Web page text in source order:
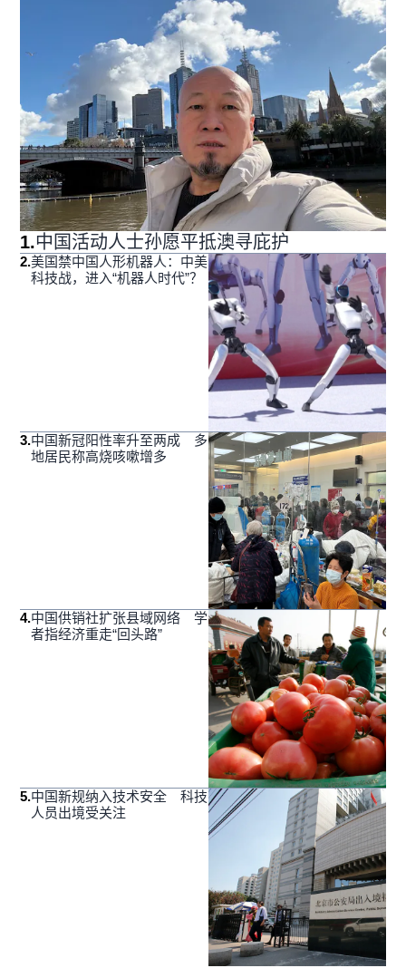
1.中国活动人士孙愿平抵澳寻庇护
2.美国禁中国人形机器人：中美
科技战，进入“机器人时代”？
3.中国新冠阳性率升至两成 多
地居民称高烧咳嗽增多
4.中国供销社扩张县域网络 学
者指经济重走“回头路”
5.中国新规纳入技术安全 科技
人员出境受关注